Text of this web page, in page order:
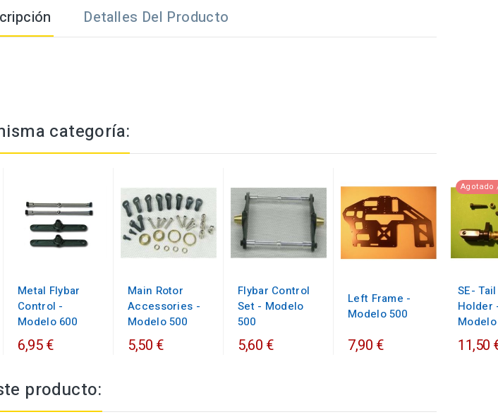
Detalles Del Producto
categoría:
Metal Flybar
Control -
Modelo 600
6,95 €
Main Rotor
Accessories -
Modelo 500
5,50 €
Flybar Control
Set - Modelo
500
5,60 €
Left Frame -
Modelo 500
7,90 €
Agotado
SE-
Holder
11,50
producto: